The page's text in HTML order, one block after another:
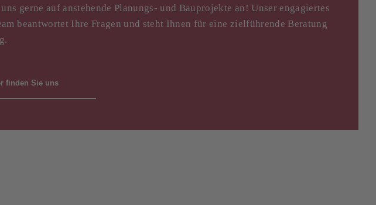
uns gerne auf anstehende Planungs- und Bauprojekte an! Unser engagiertes
beantwortet Ihre Fragen und steht Ihnen für eine zielführende Beratung
finden Sie uns